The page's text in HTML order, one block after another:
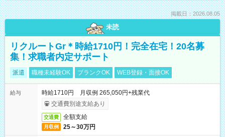
掲載日：2026.08.05
未読
リクルートGr＊時給1710円！完全在宅！20名募
集！求職者内定サポート
派遣 職種未経験OK ブランクOK WEB登録・面接OK
給与
時給1710円 月収例 265,050円+残業代
交通費別途支給あり
交通費 全額支給
月収例 25～30万円